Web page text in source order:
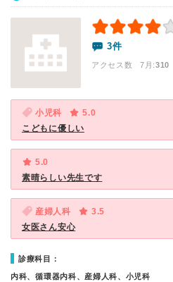
3件
アクセス数 7月:310
小児科
5.0
こどもに優しい
5.0
素晴らしい先生です
産婦人科
3.5
女医さん安心
診療科目：
内科、循環器内科、産婦人科、小児科